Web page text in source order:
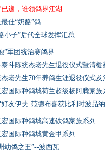
逝，谁领鸽界江湖
最佳“奶酪”鸽
小子”后代全球发挥汇总
”军团统治赛鸽界
泰斗陈统杰老先生退役仪式暨清棚
杰老先生70年养鸽生涯退役仪式
国际种鸽城荷兰超级杨阿腾家族
好友伊夫·范德布喜获比利时波品
国际种鸽城高速铁鸽家族系列
国际种鸽城黄金甲系列
幼鸽之王”--波西瓦